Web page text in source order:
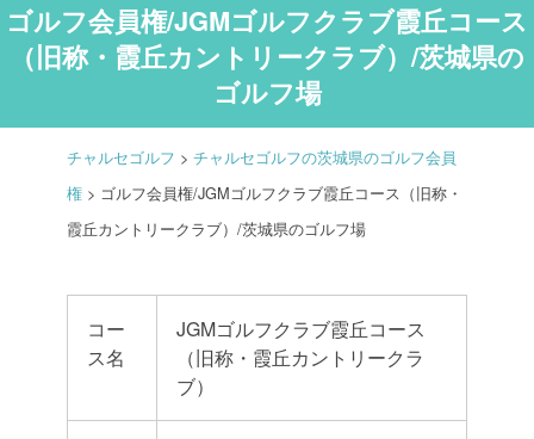
ゴルフ会員権/JGMゴルフクラブ霞丘コース
（旧称・霞丘カントリークラブ）/茨城県の
ゴルフ場
チャルセゴルフ > チャルセゴルフの茨城県のゴルフ会員
権 > ゴルフ会員権/JGMゴルフクラブ霞丘コース（旧称・
霞丘カントリークラブ）/茨城県のゴルフ場
コー
ス名
JGMゴルフクラブ霞丘コース
（旧称・霞丘カントリークラ
ブ）